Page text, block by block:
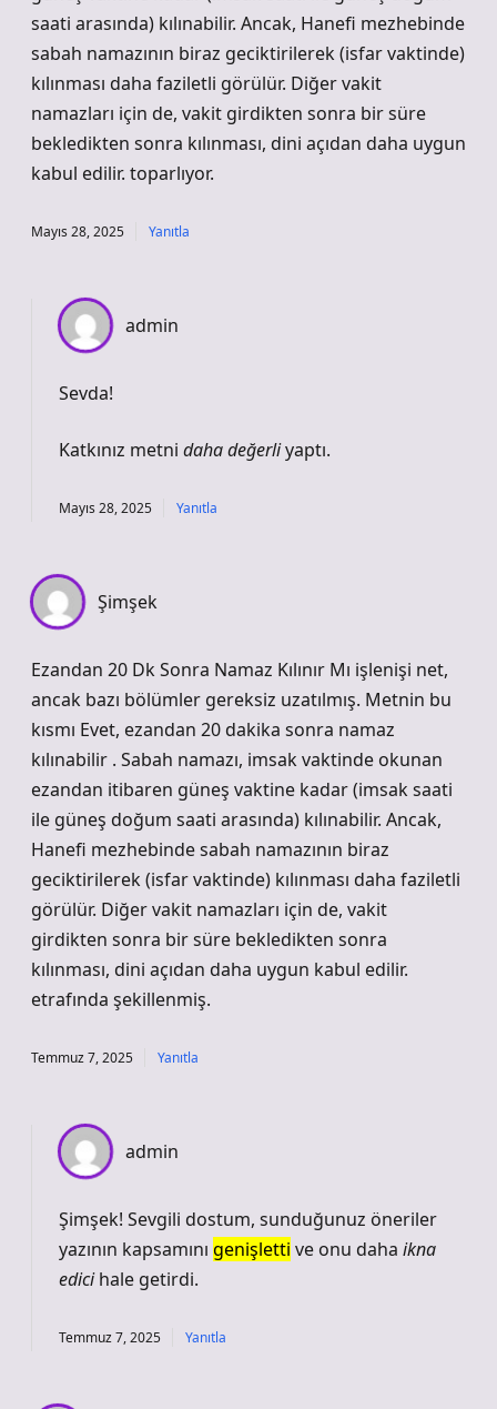
saati arasında) kılınabilir. Ancak, Hanefi mezhebinde
sabah namazının biraz geciktirilerek (isfar vaktinde)
kılınması daha faziletli görülür. Diğer vakit
namazları için de, vakit girdikten sonra bir süre
bekledikten sonra kılınması, dini açıdan daha uygun
kabul edilir. toparlıyor.
Mayıs 28, 2025 Yanıtla
admin
Sevda!
Katkınız metni daha değerliyaptı.
Mayıs 28, 2025 Yanıtla
Şimşek
Ezandan 20 Dk Sonra Namaz Kılınır Mı işlenişi net,
ancak bazı bölümler gereksiz uzatılmış. Metnin bu
kısmı Evet, ezandan 20 dakika sonra namaz
kılınabilir . Sabah namazı, imsak vaktinde okunan
ezandan itibaren güneş vaktine kadar (imsak saati
ile güneş doğum saati arasında) kılınabilir. Ancak,
Hanefi mezhebinde sabah namazının biraz
geciktirilerek (isfar vaktinde) kılınması daha faziletli
görülür. Diğer vakit namazları için de, vakit
girdikten sonra bir süre bekledikten sonra
kılınması, dini açıdan daha uygun kabul edilir.
etrafında şekillenmiş.
Temmuz 7, 2025 Yanıtla
admin
Şimşek! Sevgili dostum, sunduğunuz öneriler
yazının kapsamını genişletti ve onu daha ikna
edicihale getirdi.
Temmuz 7, 2025 Yanıtla